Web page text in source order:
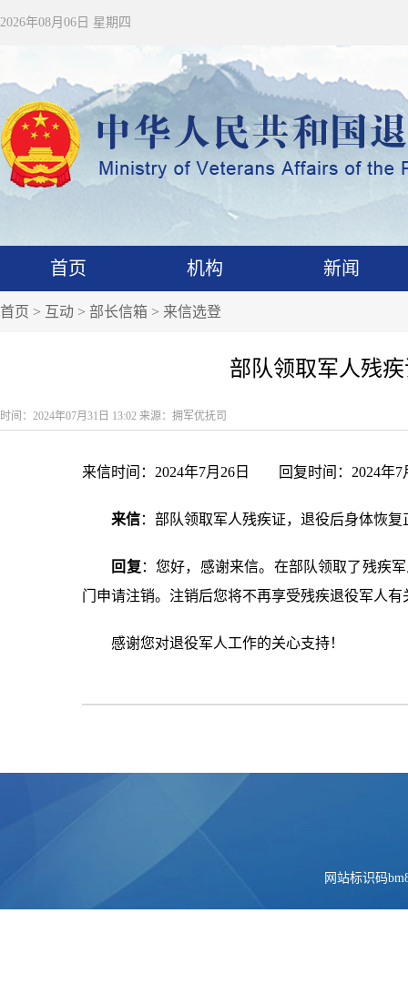
2026年08月06日 星期四
首页 机构 新闻
首页 > 互动 > 部长信箱 > 来信选登
部队领取军人残
时间：2024年07月31日 13:02 来源：拥军优抚司
来信时间：2024年7月26日 回复时间：2024
来信：部队领取军人残疾证，退役后身体恢
回复 ：您好，感谢来信。在部队领取了残疾
门申请注销。注销后您将不再享受残疾退役军人有
感谢您对退役军人工作的关心支持！
网站标识码